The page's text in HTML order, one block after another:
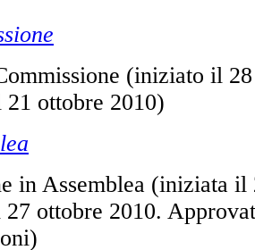
(iniziato il
ottobre 2010)
in Assemblea (iniziata il
ottobre 2010.